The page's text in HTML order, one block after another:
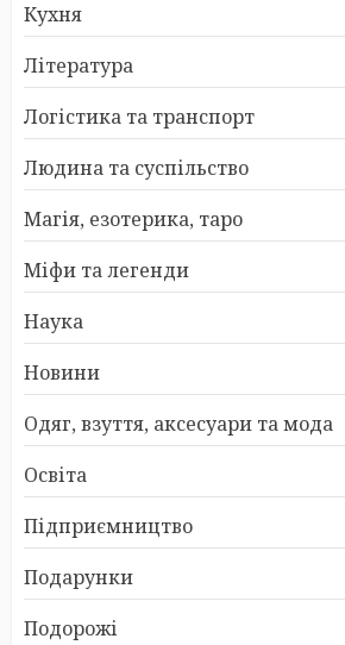
Кухня
Література
Логістика та транспорт
Людина та суспільство
Магія, езотерика, таро
Міфи та легенди
Наука
Новини
Одяг, взуття, аксесуари та мода
Освіта
Підприємництво
Подарунки
Подорожі